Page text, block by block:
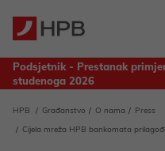
Podsjetnik - Prestanak
studenoga 2026
ostvarene u 2025. godini
HPB Građanstvo O nama
Press
Cijela mreža HPB bankomata